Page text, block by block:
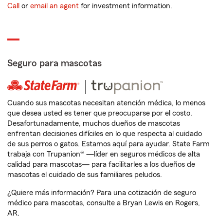
Call or email an agent for investment information.
Seguro para mascotas
Cuando sus mascotas necesitan atención médica, lo menos
que desea usted es tener que preocuparse por el costo.
Desafortunadamente, muchos dueños de mascotas
enfrentan decisiones difíciles en lo que respecta al cuidado
de sus perros o gatos. Estamos aquí para ayudar. State Farm
trabaja con Trupanion® —líder en seguros médicos de alta
calidad para mascotas— para facilitarles a los dueños de
mascotas el cuidado de sus familiares peludos.
¿Quiere más información? Para una cotización de seguro
médico para mascotas, consulte a Bryan Lewis en Rogers,
AR.